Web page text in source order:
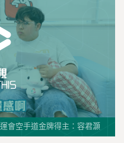
會空手道金牌得主：容君灝